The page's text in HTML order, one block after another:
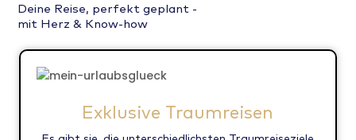
Anruf, Whats App, E-Mail, Instagram oder
Facebook!
Deine Reise, perfekt geplant -
mit Herz & Know-how
Exklusive Traumreisen